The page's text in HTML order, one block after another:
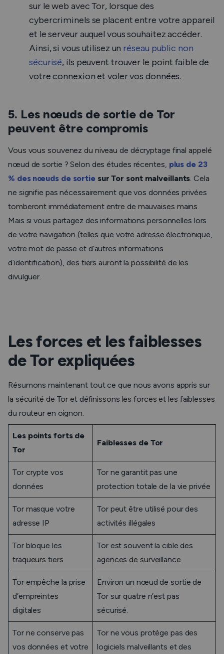
sur le web avec Tor, lorsque des
cybercriminels se placent entre votre appareil
et le serveur auquel vous souhaitez accéder.
Ainsi, si vous utilisez un réseau public non
sécurisé, ils peuvent trouver le point faible de
votre connexion et voler vos données.
5. Les nœuds de sortie de Tor
peuvent être compromis
Vous vous souvenez du niveau de décryptage final appelé
nœud de sortie ? Selon des études récentes, plus de 23
% des nœuds de sortiesur Tor sont malveillants. Cela
ne signifie pas nécessairement que vos données privées
tomberont immédiatement entre de mauvaises mains.
Mais si vous partagez des informations personnelles lors
de votre navigation (telles que votre adresse électronique,
votre mot de passe et d’autres informations
d’identification), des tiers auront la possibilité de les
divulguer.
Les forces et les faiblesses
de Tor expliquées
Résumons maintenant tout ce que nous avons appris sur
la sécurité de Tor et définissons les forces et les faiblesses
du routeur en oignon.
Les points forts de
Tor
Faiblesses de Tor
Tor crypte vos
données
Tor ne garantit pas une
protection totale de la vie privée
Tor masque votre
adresse IP
Tor peut être utilisé pour des
activités illégales
Tor bloque les
traqueurs tiers
Tor est souvent la cible des
agences de surveillance
Tor empêche la prise
d’empreintes
digitales
Environ un nœud de sortie de
Tor sur quatre n’est pas
sécurisé.
Tor ne conserve pas
vos données et votre
Tor ne vous protège pas des
logiciels malveillants et des